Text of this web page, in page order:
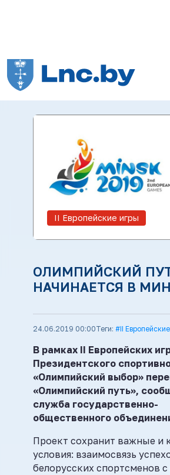
ІІ Европейские игры
ОЛИМПИЙСКИЙ
НАЧИНАЕТСЯ В
24.06.2019 00:00Теги: #II
В рамках II Европейских
Президентского
«Олимпийский выбор»
«Олимпийский путь»,
служба государственно-
общественного
Проект сохранит важные и
условия: взаимосвязь
белорусских спортсменов